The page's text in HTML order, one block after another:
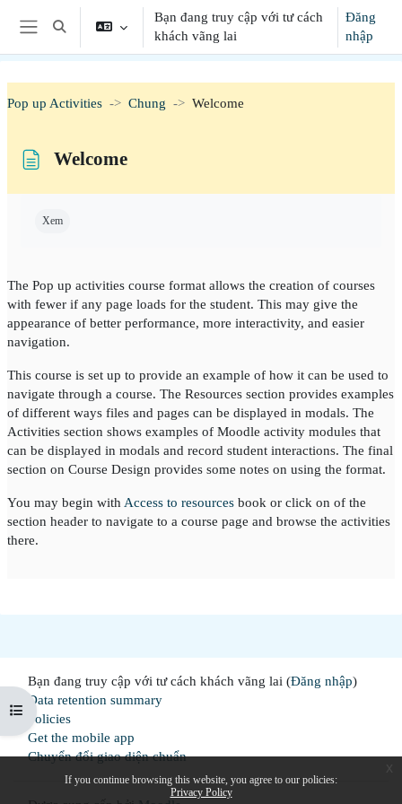
Chuyển tới nội dung chính
If you continue browsing this website, you agree to our policies:
Privacy Policy
Bảng điều khiển cạnh
Chuyển đổi chọn tìm kiếm
Bạn đang truy cập với tư cách
khách vãng lai
Đăng
nhập
Mở chỉ số ngăn của khóa học
Pop up Activities Chung Welcome
Welcome
Xem
The Pop up activities course format allows the creation of courses
with fewer if any page loads for the student. This may give the
appearance of better performance, more interactivity, and easier
navigation.
This course is set up to provide an example of how it can be used to
navigate through a course. The Resources section provides examples
of different ways files and pages can be displayed in modals. The
Activities section shows examples of Moodle activity modules that
can be displayed in modals and record student interactions. The final
section on Course Design provides some notes on using the format.
You may begin with Access to resources book or click on of the
section header to navigate to a course page and browse the activities
there.
Bạn đang truy cập với tư cách khách vãng lai (Đăng nhập)
Data retention summary
Policies
Get the mobile app
Chuyển đổi giao diện chuẩn